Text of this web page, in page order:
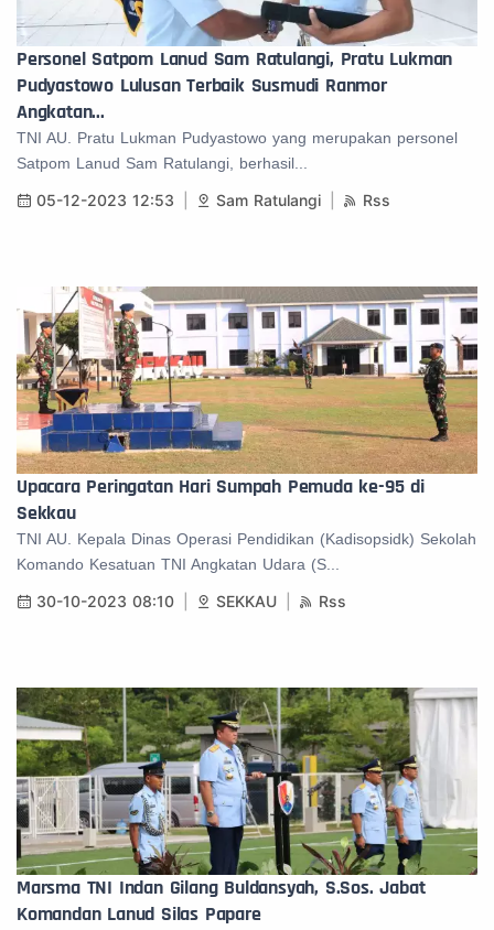
Personel Satpom Lanud Sam Ratulangi, Pratu Lukman
Pudyastowo Lulusan Terbaik Susmudi Ranmor
Angkatan...
TNI AU. Pratu Lukman Pudyastowo yang merupakan personel
Satpom Lanud Sam Ratulangi, berhasil...
05-12-2023 12:53 Sam Ratulangi Rss
Upacara Peringatan Hari Sumpah Pemuda ke-95 di
Sekkau
TNI AU. Kepala Dinas Operasi Pendidikan (Kadisopsidk) Sekolah
Komando Kesatuan TNI Angkatan Udara (S...
30-10-2023 08:10 SEKKAU Rss
Marsma TNI Indan Gilang Buldansyah, S.Sos. Jabat
Komandan Lanud Silas Papare